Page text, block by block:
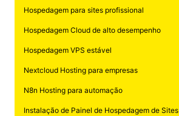
Hospedagem para sites profissional
Hospedagem Cloud de alto desempenho
Hospedagem VPS estável
Nextcloud Hosting para empresas
N8n Hosting para automação
Instalação de Painel de Hospedagem de Sites